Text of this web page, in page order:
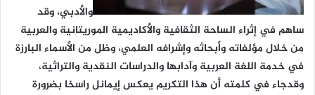
والأدبي، وقد
ساهم في إثراء الساحة الثقافية والأكاديمية الموريتانية والعربية
من خلال مؤلفاته وأبحاثه وإشرافه العلمي، وظل من الأسماء البارزة
في خدمة اللغة العربية وآدابها والدراسات النقدية والتراثية،
وقدجاء في كلمته أن هذا التكريم يعكس إيمانل راسخا بضرورة